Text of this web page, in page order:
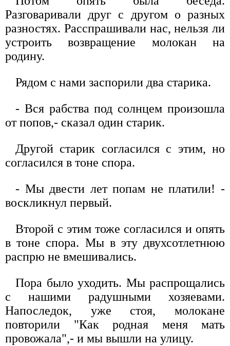
Разговаривали друг с другом о разных
разностях. Расспрашивали нас, нельзя ли
устроить возвращение молокан на
родину.
Рядом с нами заспорили два старика.
- Вся рабства под солнцем произошла
от попов,- сказал один старик.
Другой старик согласился с этим, но
согласился в тоне спора.
- Мы двести лет попам не платили! -
воскликнул первый.
Второй с этим тоже согласился и опять
в тоне спора. Мы в эту двухсотлетнюю
распрю не вмешивались.
Пора было уходить. Мы распрощались
с нашими радушными хозяевами.
Напоследок, уже стоя, молокане
повторили "Как родная меня мать
провожала",- и мы вышли на улицу.